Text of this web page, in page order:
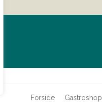
Forside Gastroshop